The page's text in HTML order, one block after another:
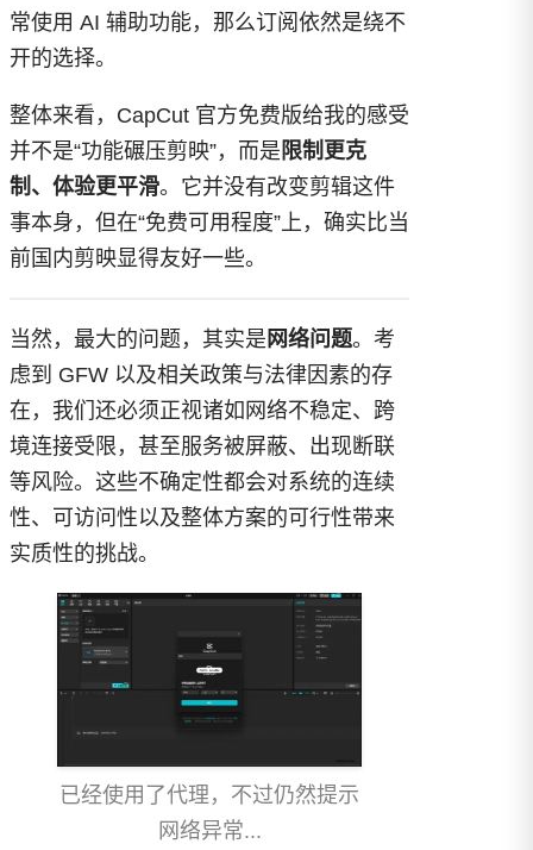
常使用 AI 辅助功能，那么订阅依然是绕不
开的选择。
整体来看，CapCut 官方免费版给我的感受
并不是“功能碾压剪映”，而是 限制更克
制、体验更平滑。它并没有改变剪辑这件
事本身，但在“免费可用程度”上，确实比当
前国内剪映显得友好一些。
当然，最大的问题，其实是 网络问题。考
虑到 GFW 以及相关政策与法律因素的存
在，我们还必须正视诸如网络不稳定、跨
境连接受限，甚至服务被屏蔽、出现断联
等风险。这些不确定性都会对系统的连续
性、可访问性以及整体方案的可行性带来
实质性的挑战。
已经使用了代理，不过仍然提示
网络异常...